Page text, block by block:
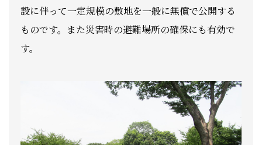
設に伴って一定規模の敷地を一般に無償で公開する
ものです。また災害時の避難場所の確保にも有効で
す。